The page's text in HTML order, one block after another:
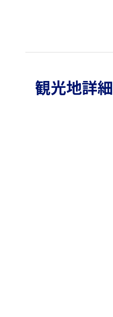
観光地詳細